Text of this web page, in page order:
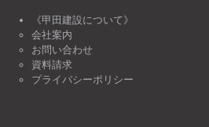
《甲田建設について》
会社案内
お問い合わせ
資料請求
プライバシーポリシー